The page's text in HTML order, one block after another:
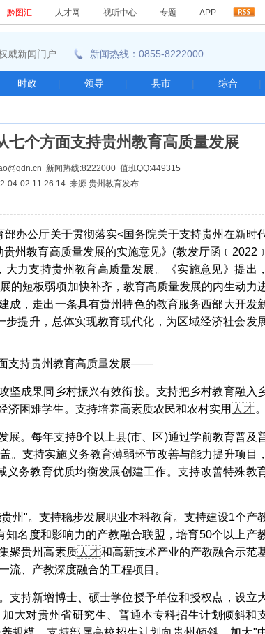
- 黔图汇 - 人才网 - 视听中心 - 专题 - APP
威新闻门户 新闻热线：0855-8222000
时政 | 领导 | 县市 | 综合 |
七个方面支持贵州教育高质量发展
新闻热线:8222000 值班QQ:449315
04-02 11:26:14 来源:贵州教育发布
办公厅关于贯彻落实<国务院关于支持贵州在新时
州教育高质量发展的实施意见》(教发厅函﹝2022﹞
力支持贵州教育高质量发展。《实施意见》提出，
的短板弱项加快补齐，教育高质量发展的内生动力
成，走出一条具有贵州特色的教育服务西部大开发
步提升，总体实现教育现代化，为区域经济社会发
支持贵州教育高质量发展——
成果同乡村振兴有效衔接。支持把乡村教育融入
济困难学生。支持培养高素质农民和农村实用 人才。
。每年支持8个以上县(市、区)通过学前教育普及
。支持实施义务教育薄弱环节改善与能力提升项目，
义务教育优质均衡发展创建工作。支持改善特殊教
"。支持稳步发展职业本科教育。支持建设1个产
知名度和影响力的产教融合联盟，培育50个以上产
聚贵州高素质人才和高新技术产业的产教融合示范
流、产教深度融合的工程项目。
持新增博士、硕士学位授予单位和授权点，设立
大对贵州省研究生、普通本专科招生计划倾斜和